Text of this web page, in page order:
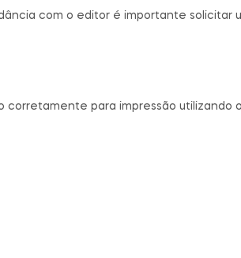
com o editor é importante solicitar
para impressão utilizando